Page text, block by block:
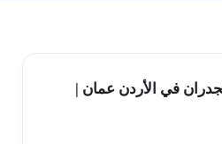
في الأردن عمان |